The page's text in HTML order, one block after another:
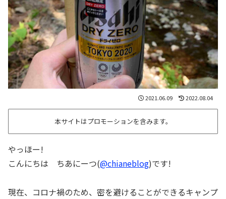
2021.06.09 2022.08.04
本サイトはプロモーションを含みます。
やっほー!
こんにちは ちあにーつ(@chianeblog)です!
現在、コロナ禍のため、密を避けることができるキャンプ